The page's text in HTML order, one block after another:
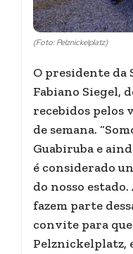
(Foto: Pelznickelplatz)
O presidente da
Fabiano Siegel,
recebidos
de semana.
Guabiruba e
é considerado
do nosso
fazem parte
convite para
Pelznickelplatz,